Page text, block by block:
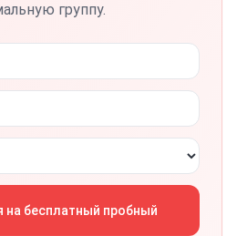
группу.
на бесплатный пробный